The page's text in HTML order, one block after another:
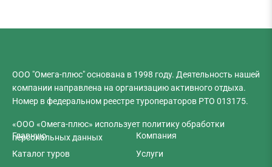
ООО "Омега-плюс" основана в 1998 году. Деятельность нашей
компании направлена на организацию активного отдыха.
Номер вфедеральном реестре туроператоров РТО 013175.
«ООО «Омега-плюс» использует политику обработки
персональных данных
Главную
Компания
Каталог туров
Услуги